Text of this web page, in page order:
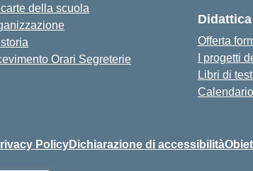
carte della scuola
Orari Segreterie
Didattica
Offerta
I progetti
Libri di
PolicyDichiarazione di accessibilità